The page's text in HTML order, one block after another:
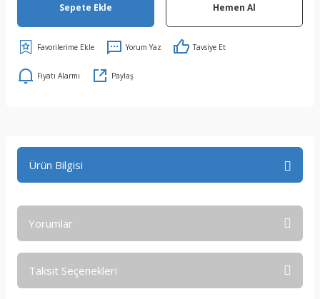
Sepete Ekle Hemen Al
Yorum Yaz Tavsiye Et
Fiyatı Alarmı Paylaş
Ürün Bilgisi
Yorumlar
Taksit Seçenekleri